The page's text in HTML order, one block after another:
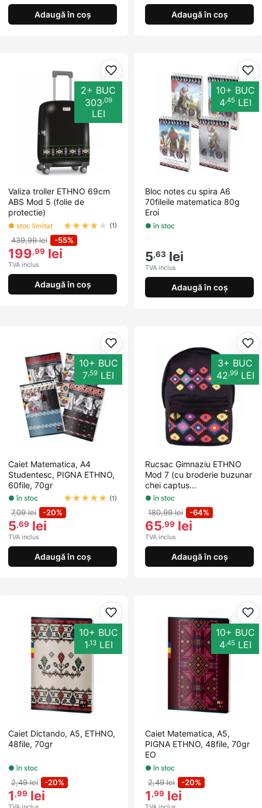
Adaugă în coș Adaugă în coș
Adaugă la favorite
2+ BUC
303,09
LEI
Valiza troller ETHNO 69cm
ABS Mod 5 (folie de
protectie)
● stoc limitat ★★★★ ★ (1)
439,99 lei -55%
199,99 lei
TVA inclus
Adaugă în coș
10+ BUC
4,45LEI
Bloc notes cu spira A6
70fileile matematica 80g
Eroi
● în stoc
5,63 lei
TVA inclus
Adaugă în coș
Adaugă la favorite
10+ BUC
7,59 LEI
Caiet Matematica, A4
Studentesc, PIGNA ETHNO,
60file, 70gr
● în stoc ★★★★★ (1)
7,09 lei -20%
5,69 lei
TVA inclus
Adaugă în coș
3+ BUC
42,99LEI
Rucsac Gimnaziu ETHNO
Mod 7 (cu broderie buzunar
chei captus...
● în stoc
180,99 lei -64%
65,99 lei
TVA inclus
Adaugă în coș
Adaugă la favorite
10+ BUC
1 ,13LEI
Caiet Dictando, A5, ETHNO,
48file, 70gr
● în stoc
2,49 lei -20%
1,99 lei
10+ BUC
4 ,45LEI
Caiet Matematica, A5,
PIGNA ETHNO, 48file, 70gr
EO
● în stoc
2,49 lei -20%
1,99 lei